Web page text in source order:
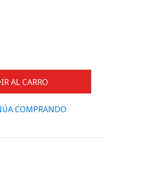
COMPRANDO